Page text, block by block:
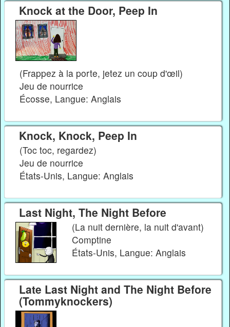
Knock at the Door, Peep In
(Frappez à la porte, jetez un coup d'œil)
Jeu de nourrice
Écosse, Langue: Anglais
Knock, Knock, Peep In
(Toc toc, regardez)
Jeu de nourrice
États-Unis, Langue: Anglais
Last Night, The Night Before
(La nuit dernière, la nuit d'avant)
Comptine
États-Unis, Langue: Anglais
Late Last Night and The Night Before
(Tommyknockers)